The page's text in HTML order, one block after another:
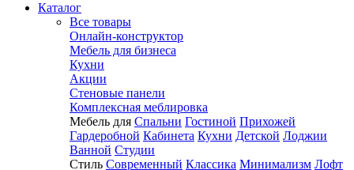
Каталог
Все товары
Онлайн-конструктор
Мебель для бизнеса
Кухни
Акции
Стеновые панели
Комплексная меблировка
Мебель для Спальни Гостиной Прихожей
Гардеробной Кабинета Кухни Детской Лоджии
Ванной Студии
Стиль Современный Классика Минимализм Лофт